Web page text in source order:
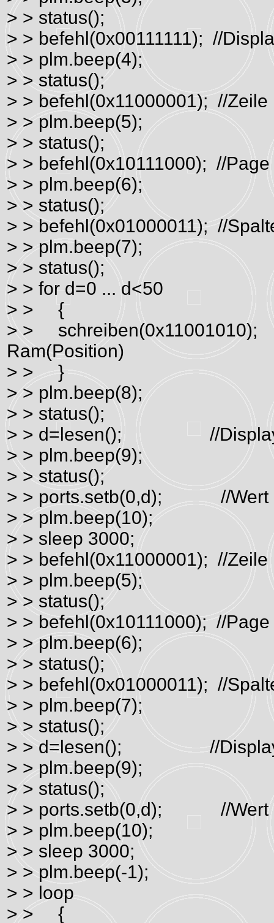
> > status();
> > befehl(0x00111111); //
> > plm.beep(4);
> > status();
> > befehl(0x11000001); //Zeile
> > plm.beep(5);
> > status();
> > befehl(0x10111000); //Page
> > plm.beep(6);
> > status();
> > befehl(0x01000011); //
> > plm.beep(7);
> > status();
> > for d=0 ... d<50
> > {
> > schreiben(0x11001010);
Ram(Position)
> > }
> > plm.beep(8);
> > status();
> > d=lesen(); //Display
> > plm.beep(9);
> > status();
> > ports.setb(0,d); //Wert
> > plm.beep(10);
> > sleep 3000;
> > befehl(0x11000001); //Zeile
> > plm.beep(5);
> > status();
> > befehl(0x10111000); //Page
> > plm.beep(6);
> > status();
> > befehl(0x01000011); //
> > plm.beep(7);
> > status();
> > d=lesen(); //Display
> > plm.beep(9);
> > status();
> > ports.setb(0,d); //Wert
> > plm.beep(10);
> > sleep 3000;
> > plm.beep(-1);
> > loop
> > {